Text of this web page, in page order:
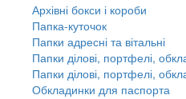
Архівні бокси і короби
Папка-куточок
Папки адресні та вітальні
Папки ділові, портфелі,
Папки ділові, портфелі,
Обкладинки для паспорта